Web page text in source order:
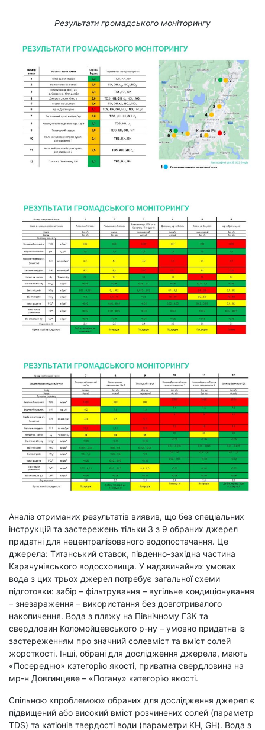
Результати громадського моніторингу
Аналіз отриманих результатів виявив, що без спеціальних
інструкцій та застережень тільки 3 з 9 обраних джерел
придатні для нецентралізованого водопостачання. Це
джерела: Титанський ставок, південно-західна частина
Карачунівського водосховища. У надзвичайних умовах
вода з цих трьох джерел потребує загальної схеми
підготовки: забір – фільтрування – вугільне кондиціонування
– знезараження – використання без довготривалого
накопичення. Вода з пляжу на Північному ГЗК та
свердловин Коломойцевського р-ну – умовно придатна із
застереженням про значний солевміст та вміст солей
жорсткості. Інші, обрані для дослідження джерела, мають
«Посередню» категорію якості, приватна свердловина на
мр-н Довгинцеве – «Погану» категорію якості.
Спільною «проблемою» обраних для дослідження джерел є
підвищений або високий вміст розчинених солей (параметр
TDS) та катіонів твердості води (параметри KH, GH). Вода з